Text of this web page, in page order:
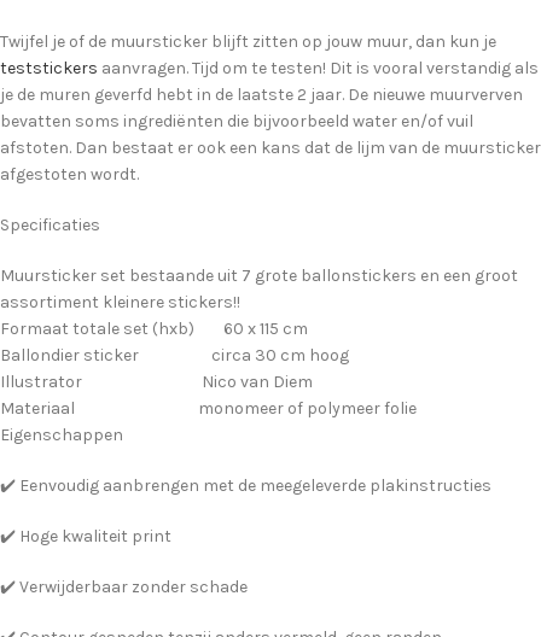
Twijfel je of de muursticker blijft zitten op jouw muur, dan kun je
teststickers aanvragen. Tijd om te testen! Dit is vooral verstandig als
je de muren geverfd hebt in de laatste 2 jaar. De nieuwe muurverven
bevatten soms ingrediënten die bijvoorbeeld water en/of vuil
afstoten. Dan bestaat er ook een kans dat de lijm van de muursticker
afgestoten wordt.
Specificaties
Muursticker set bestaande uit 7 grote ballonstickers en een groot
assortiment kleinere stickers!!
Formaat totale set (hxb) 60 x 115 cm
Ballondier sticker circa 30 cm hoog
Illustrator Nico van Diem
Materiaal monomeer of polymeer folie
Eigenschappen
✔️ Eenvoudig aanbrengen met de meegeleverde plakinstructies
✔️ Hoge kwaliteit print
✔️ Verwijderbaar zonder schade